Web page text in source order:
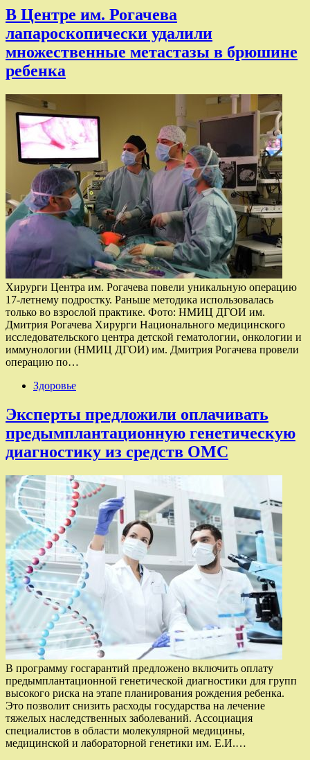
В Центре им. Рогачева
лапароскопически удалили
множественные метастазы в брюшине
ребенка
Хирурги Центра им. Рогачева повели уникальную операцию
17-летнему подростку. Раньше методика использовалась
только во взрослой практике. Фото: НМИЦ ДГОИ им.
Дмитрия Рогачева Хирурги Национального медицинского
исследовательского центра детской гематологии, онкологии и
иммунологии (НМИЦ ДГОИ) им. Дмитрия Рогачева провели
операцию по…
Здоровье
Эксперты предложили оплачивать
предымплантационную генетическую
диагностику из средств ОМС
В программу госгарантий предложено включить оплату
предымплантационной генетической диагностики для групп
высокого риска на этапе планирования рождения ребенка.
Это позволит снизить расходы государства на лечение
тяжелых наследственных заболеваний. Ассоциация
специалистов в области молекулярной медицины,
медицинской и лабораторной генетики им. Е.И.…